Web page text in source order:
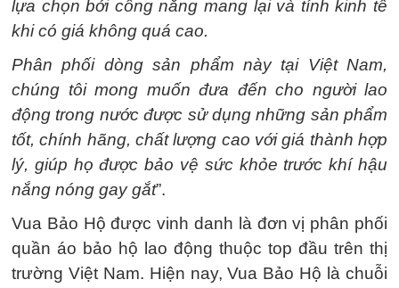
lựa chọn bởi công năng mang lại và tính kinh tế
khi có giá không quá cao.
Phân phối dòng sản phẩm này tại Việt Nam,
chúng tôi mong muốn đưa đến cho người lao
động trong nước được sử dụng những sản phẩm
tốt, chính hãng, chất lượng cao với giá thành hợp
lý, giúp họ được bảo vệ sức khỏe trước khí hậu
nắng nóng gay gắt”.
Vua Bảo Hộ được vinh danh là đơn vị phân phối
quần áo bảo hộ lao động thuộc top đầu trên thị
trường Việt Nam. Hiện nay, Vua Bảo Hộ là chuỗi